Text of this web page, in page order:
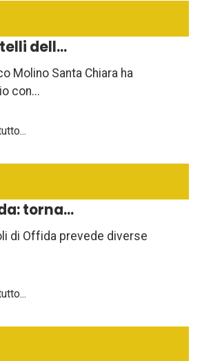
dell...
Molino Santa Chiara ha
con...
torna...
di Offida prevede diverse